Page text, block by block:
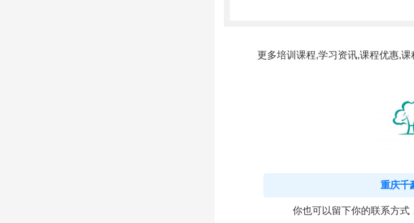
更多培训课程,学习资讯,课程优惠,
重庆千
你也可以留下你的联系方